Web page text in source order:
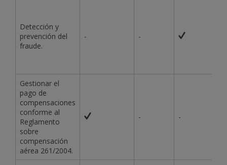
Detección y
prevención del
fraude.
- -
Gestionar el
pago de
compensaciones
conforme al
Reglamento
sobre
compensación
aérea 261/2004.
- -